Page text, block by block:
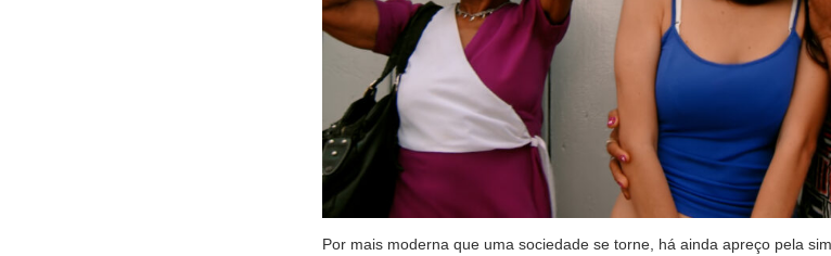
Por mais moderna que uma sociedade se torne, há ainda apreço pela